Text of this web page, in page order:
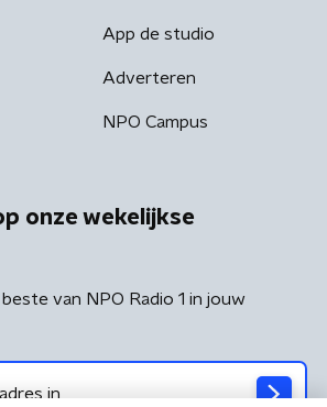
App de studio
Adverteren
NPO Campus
onze wekelijkse
van NPO Radio 1 in jouw